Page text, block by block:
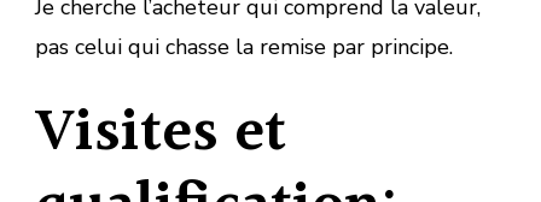
Je cherche l’acheteur qui comprend la valeur,
pas celui qui chasse la remise par principe.
Visites et